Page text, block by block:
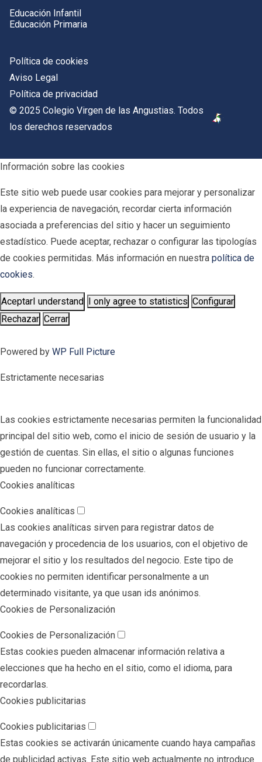
Educación Infantil
Educación Primaria
Política de cookies
Aviso Legal
Política de privacidad
© 2025 Colegio Virgen de las Angustias. Todos
los derechos reservados
Información sobre las cookies
Este sitio web puede usar cookies para mejorar y personalizar
la experiencia de navegación, recordar cierta información
asociada a preferencias del sitio y hacer un seguimiento
estadístico. Puede aceptar, rechazar o configurar las tipologías
de cookies permitidas. Más información en nuestra política de
cookies.
AceptarI understand I only agree to statistics Configurar
Rechazar Cerrar
Powered by WP Full Picture
Estrictamente necesarias
Las cookies estrictamente necesarias permiten la funcionalidad
principal del sitio web, como el inicio de sesión de usuario y la
gestión de cuentas. Sin ellas, el sitio o algunas funciones
pueden no funcionar correctamente.
Cookies analíticas
Cookies analíticas
Las cookies analíticas sirven para registrar datos de
navegación y procedencia de los usuarios, con el objetivo de
mejorar el sitio y los resultados del negocio. Este tipo de
cookies no permiten identificar personalmente a un
determinado visitante, ya que usan ids anónimos.
Cookies de Personalización
Cookies de Personalización
Estas cookies pueden almacenar información relativa a
elecciones que ha hecho en el sitio, como el idioma, para
recordarlas.
Cookies publicitarias
Cookies publicitarias
Estas cookies se activarán únicamente cuando haya campañas
de publicidad activas. Este sitio web actualmente no introduce